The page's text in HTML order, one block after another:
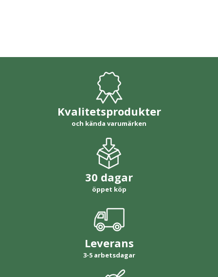
Kvalitetsprodukter
och kända varumärken
30 dagar
öppet köp
Leverans
3-5 arbetsdagar